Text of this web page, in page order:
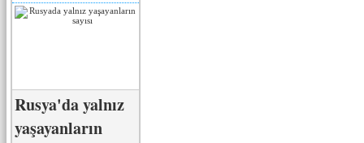
Rusya'da yalnız
yaşayanların